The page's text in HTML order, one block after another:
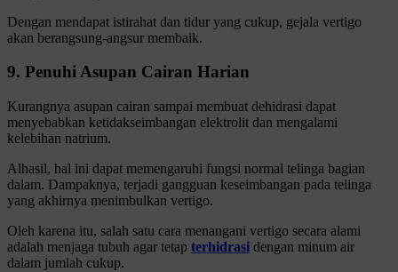
Dengan mendapat istirahat dan tidur yang cukup, gejala vertigo
akan berangsung-angsur membaik.
9. Penuhi Asupan Cairan Harian
Kurangnya asupan cairan sampai membuat dehidrasi dapat
menyebabkan ketidakseimbangan elektrolit dan mengalami
kelebihan natrium.
Alhasil, hal ini dapat memengaruhi fungsi normal telinga bagian
dalam. Dampaknya, terjadi gangguan keseimbangan pada telinga
yang akhirnya menimbulkan vertigo.
Oleh karena itu, salah satu cara menangani vertigo secara alami
adalah menjaga tubuh agar tetap terhidrasi dengan minum air
dalam jumlah cukup.